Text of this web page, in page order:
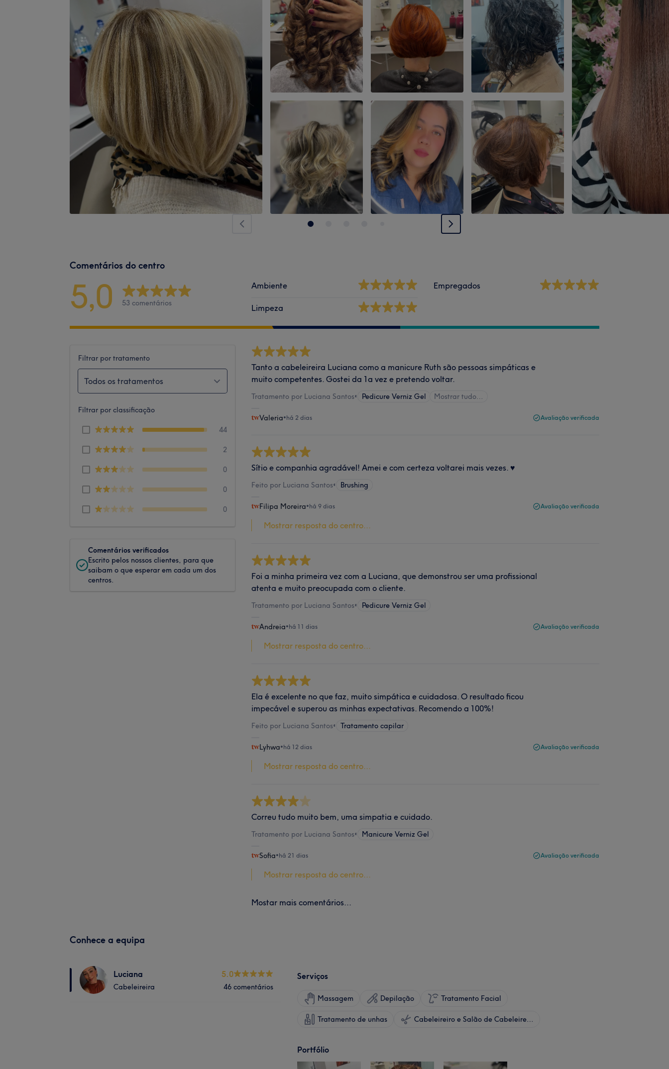
Comentários do centro
5,0 53 comentários
Ambiente
Limpeza
Empregados
Filtrar por tratamento
Todos os tratamentos
Filtrar por classificação
44
2
0
0
0
Comentários verificados
Escrito pelos nossos clientes, para que
saibam o que esperar em cada um dos
centros.
Tanto a cabeleireira Luciana como a manicure Ruth são pessoas simpáticas e
muito competentes. Gostei da 1a vez e pretendo voltar.
Tratamento por Luciana Santos• Pedicure Verniz Gel Mostrar tudo…
Valeria•há 2 dias Avaliação verificada
Sítio e companhia agradável! Amei e com certeza voltarei mais vezes. ♥️
Feito por Luciana Santos• Brushing
Filipa Moreira•há 9 dias Avaliação verificada
Mostrar resposta do centro...
Foi a minha primeira vez com a Luciana, que demonstrou ser uma profissional
atenta e muito preocupada com o cliente.
Tratamento por Luciana Santos• Pedicure Verniz Gel
Andreia•há 11 dias Avaliação verificada
Mostrar resposta do centro...
Ela é excelente no que faz, muito simpática e cuidadosa. O resultado ficou
impecável e superou as minhas expectativas. Recomendo a 100%!
Feito por Luciana Santos• Tratamento capilar
Lyhwa•há 12 dias Avaliação verificada
Mostrar resposta do centro...
Correu tudo muito bem, uma simpatia e cuidado.
Tratamento por Luciana Santos• Manicure Verniz Gel
Sofia•há 21 dias Avaliação verificada
Mostrar resposta do centro...
Mostar mais comentários...
Conhece a equipa
Luciana
Cabeleireira
5.0
46 comentários
Serviços
Massagem Depilação Tratamento Facial
Tratamento de unhas Cabeleireiro e Salão de Cabeleireiro
Portfólio